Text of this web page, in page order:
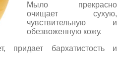
Мыло прекрасно
очищает сухую,
чувствительную и
обезвоженную кожу.
придает бархатистость и